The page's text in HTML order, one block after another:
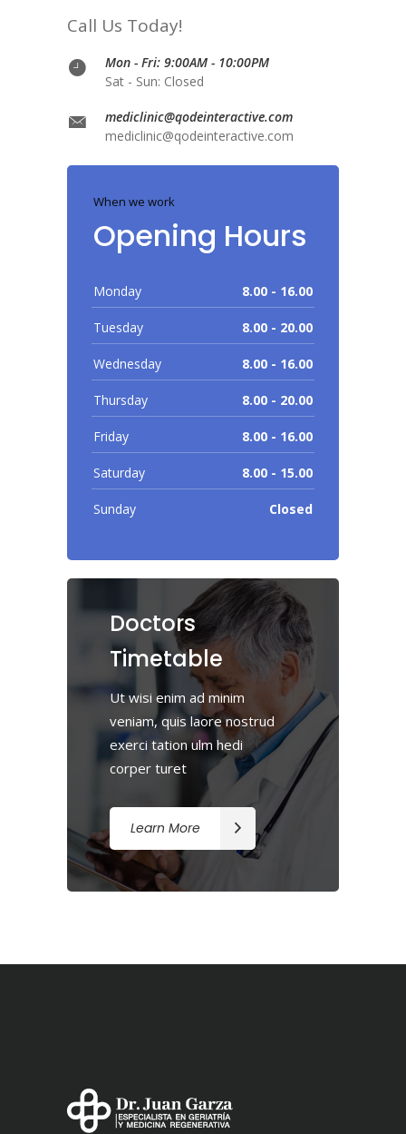
Call Us Today!
Mon - Fri: 9:00AM - 10:00PM
Sat - Sun: Closed
mediclinic@qodeinteractive.com
mediclinic@qodeinteractive.com
When we work
Opening Hours
Monday 8.00 - 16.00
Tuesday 8.00 - 20.00
Wednesday 8.00 - 16.00
Thursday 8.00 - 20.00
Friday 8.00 - 16.00
Saturday 8.00 - 15.00
Sunday Closed
Doctors
Timetable
Ut wisi enim ad minim
veniam, quis laore nostrud
exerci tation ulm hedi
corper turet
Learn More